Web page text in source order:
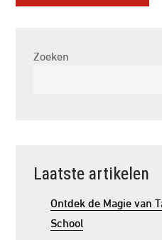
Zoeken
Laatste artikelen
Ontdek de Magie van
School